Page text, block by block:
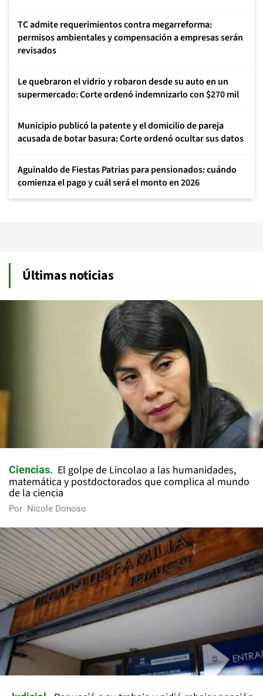
TC admite requerimientos contra megarreforma:
permisos ambientales y compensación a empresas serán
revisados
Le quebraron el vidrio y robaron desde su auto en un
supermercado: Corte ordenó indemnizarlo con $270 mil
Municipio publicó la patente y el domicilio de pareja
acusada de botar basura: Corte ordenó ocultar sus datos
Aguinaldo de Fiestas Patrias para pensionados: cuándo
comienza el pago y cuál será el monto en 2026
Últimas noticias
Ciencias
El golpe de Lincolao a las humanidades,
matemática y postdoctorados que complica al mundo
de la ciencia
Por Nicole Donoso